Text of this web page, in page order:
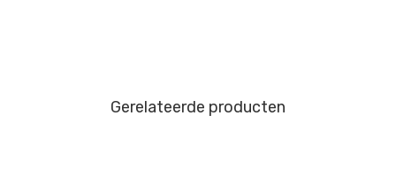
Gerelateerde producten